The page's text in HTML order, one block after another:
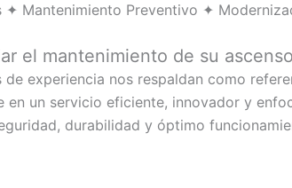
✦ Mantenimiento Preventivo ✦
el mantenimiento de su
de experiencia nos respaldan como
en un servicio eficiente, innovador y
durabilidad y óptimo